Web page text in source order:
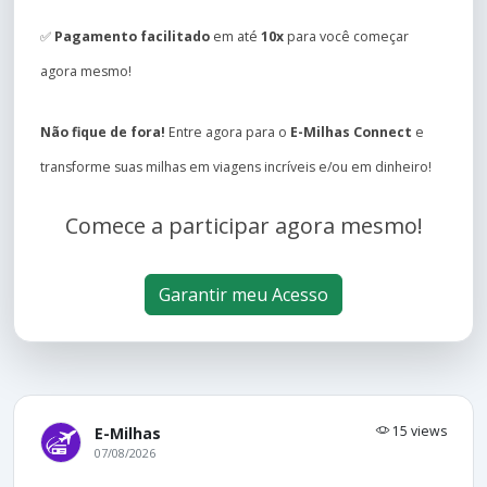
✅ Pagamento facilitado em até 10x para você começar
agora mesmo!
Não fique de fora! Entre agora para o E-Milhas Connect e
transforme suas milhas em viagens incríveis e/ou em dinheiro!
Comece a participar agora mesmo!
Garantir meu Acesso
E-Milhas 15 views
07/08/2026